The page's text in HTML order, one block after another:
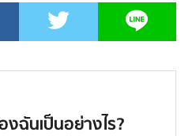
ฉันเป็นอย่างไร?